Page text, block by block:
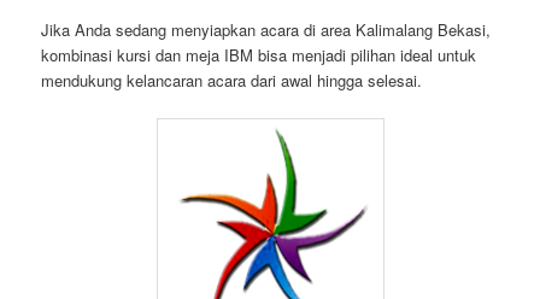
Jika Anda sedang menyiapkan acara di area Kalimalang Bekasi,
kombinasi kursi dan meja IBM bisa menjadi pilihan ideal untuk
mendukung kelancaran acara dari awal hingga selesai.